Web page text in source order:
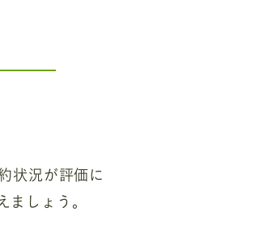
状況が評価に
ましょう。